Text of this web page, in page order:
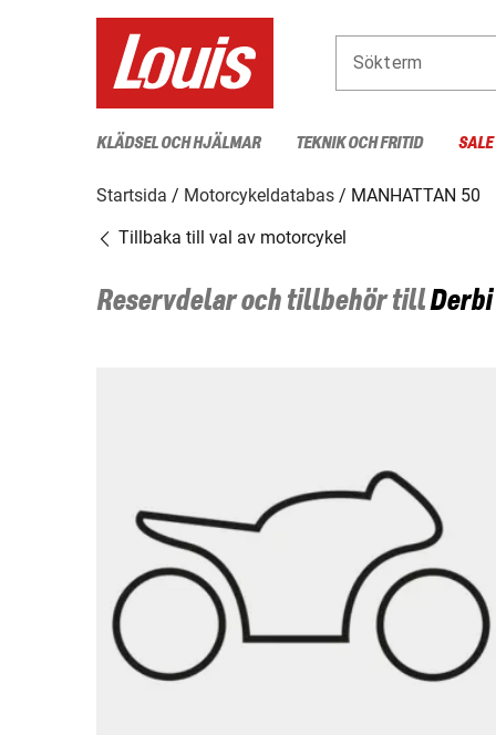
Sökterm
KLÄDSEL OCH HJÄLMAR TEKNIK OCH FRITID
Startsida Motorcykeldatabas
MANHATTAN 50
Tillbaka till val av motorcykel
Reservdelar och tillbehör tillDerbi